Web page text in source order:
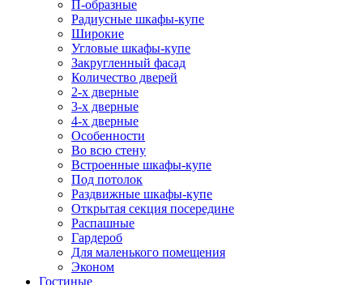
П-образные
Радиусные шкафы-купе
Широкие
Угловые шкафы-купе
Закругленный фасад
Количество дверей
2-х дверные
3-х дверные
4-х дверные
Особенности
Во всю стену
Встроенные шкафы-купе
Под потолок
Раздвижные шкафы-купе
Открытая секция посередине
Распашные
Гардероб
Для маленького помещения
Эконом
Гостиные